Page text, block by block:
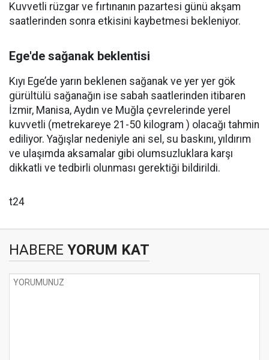
Kuvvetli rüzgar ve fırtınanın pazartesi günü akşam
saatlerinden sonra etkisini kaybetmesi bekleniyor.
Ege'de sağanak beklentisi
Kıyı Ege’de yarın beklenen sağanak ve yer yer gök
gürültülü sağanağın ise sabah saatlerinden itibaren
İzmir, Manisa, Aydın ve Muğla çevrelerinde yerel
kuvvetli (metrekareye 21-50 kilogram ) olacağı tahmin
ediliyor. Yağışlar nedeniyle ani sel, su baskını, yıldırım
ve ulaşımda aksamalar gibi olumsuzluklara karşı
dikkatli ve tedbirli olunması gerektiği bildirildi.
t24
HABERE YORUM KAT